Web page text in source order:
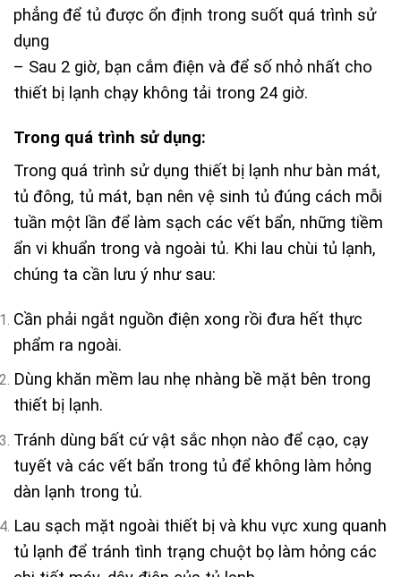
phẳng để tủ được ổn định trong suốt quá trình sử
dụng
– Sau 2 giờ, bạn cắm điện và để số nhỏ nhất cho
thiết bị lạnh chạy không tải trong 24 giờ.
Trong quá trình sử dụng:
Trong quá trình sử dụng thiết bị lạnh như bàn mát,
tủ đông, tủ mát, bạn nên vệ sinh tủ đúng cách mỗi
tuần một lần để làm sạch các vết bẩn, những tiềm
ẩn vi khuẩn trong và ngoài tủ. Khi lau chùi tủ lạnh,
chúng ta cần lưu ý như sau:
Cần phải ngắt nguồn điện xong rồi đưa hết thực
phẩm ra ngoài.
Dùng khăn mềm lau nhẹ nhàng bề mặt bên trong
thiết bị lạnh.
Tránh dùng bất cứ vật sắc nhọn nào để cạo, cạy
tuyết và các vết bẩn trong tủ để không làm hỏng
dàn lạnh trong tủ.
Lau sạch mặt ngoài thiết bị và khu vực xung quanh
tủ lạnh để tránh tình trạng chuột bọ làm hỏng các